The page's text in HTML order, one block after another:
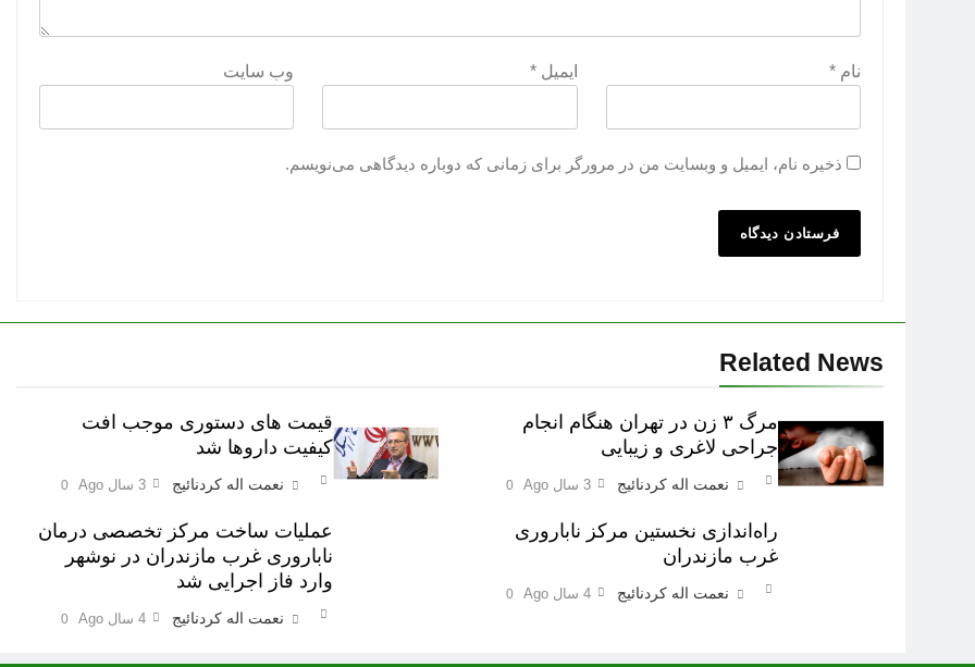
نام * ایمیل* وب‌ سایت
ذخیره نام، ایمیل و وبسایت من در مرورگر برای زمانی که دوباره دیدگاهی می‌نویسم.
Related News
مرگ ٣ زن در تهران هنگام انجام
جراحی لاغری و زیبایی
نعمت اله کردنائیج 3 سال Ago 0
قیمت های دستوری موجب افت
کیفیت داروها شد
نعمت اله کردنائیج 3 سال Ago 0
راه‌اندازی نخستین مرکز ناباروری
غرب مازندران
نعمت اله کردنائیج 4 سال Ago 0
عملیات ساخت مرکز تخصصی درمان
ناباروری غرب مازندران در نوشهر
وارد فاز اجرایی شد
نعمت اله کردنائیج 4 سال Ago 0